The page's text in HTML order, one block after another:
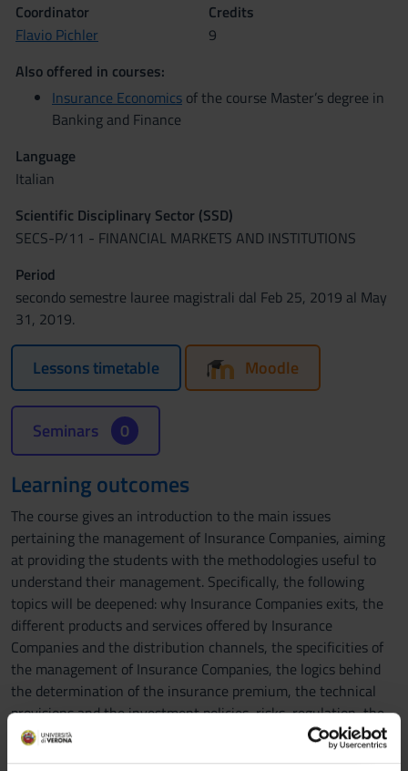
Coordinator
Flavio Pichler
Credits
9
Also offered in courses:
Insurance Economics of the course Master’s degree in
Banking and Finance
Language
Italian
Scientific Disciplinary Sector (SSD)
SECS-P/11 - FINANCIAL MARKETS AND INSTITUTIONS
Period
secondo semestre lauree magistrali dal Feb 25, 2019 al May
31, 2019.
Lessons timetable Moodle
Seminars 0
Learning outcomes
The course gives an introduction to the main issues
pertaining the management of Insurance Companies, aiming
at providing the students with the methodologies useful to
understand their management. Specifically, the following
topics will be deepened: why Insurance Companies exits, the
different products and services offered by Insurance
Companies and the distribution channels, the specificities of
the management of Insurance Companies, the logics behind
the determination of the insurance premium, the technical
provisions and the investment policies, risks, regulation, the
bancassurance industry and financial conglomerates and the
evolution of the Italian and European insurance markets.